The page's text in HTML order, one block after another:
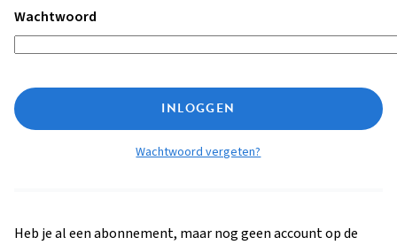
Wachtwoord
INLOGGEN
Wachtwoord vergeten?
Heb je al een abonnement, maar nog geen account op de